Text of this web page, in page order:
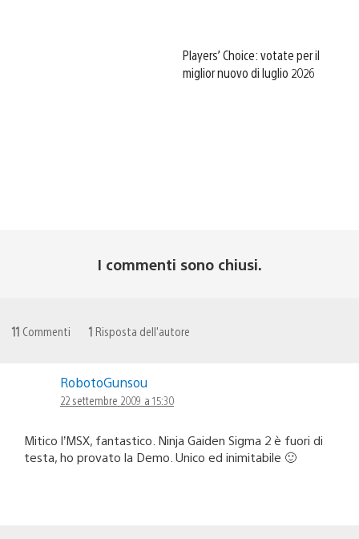
Players’ Choice: votate per il
miglior nuovo di luglio 2026
I commenti sono chiusi.
11 Commenti 1 Risposta dell'autore
RobotoGunsou
22 settembre 2009 a 15:30
Mitico l’MSX, fantastico. Ninja Gaiden Sigma 2 è fuori di
testa, ho provato la Demo. Unico ed inimitabile 🙂